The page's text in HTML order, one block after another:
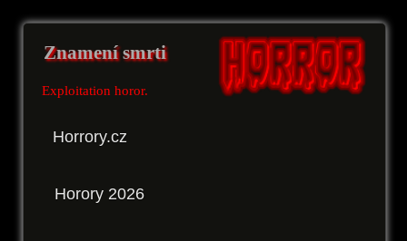
Znamení smrti
Exploitation horor.
Horrory.cz
Horory 2026